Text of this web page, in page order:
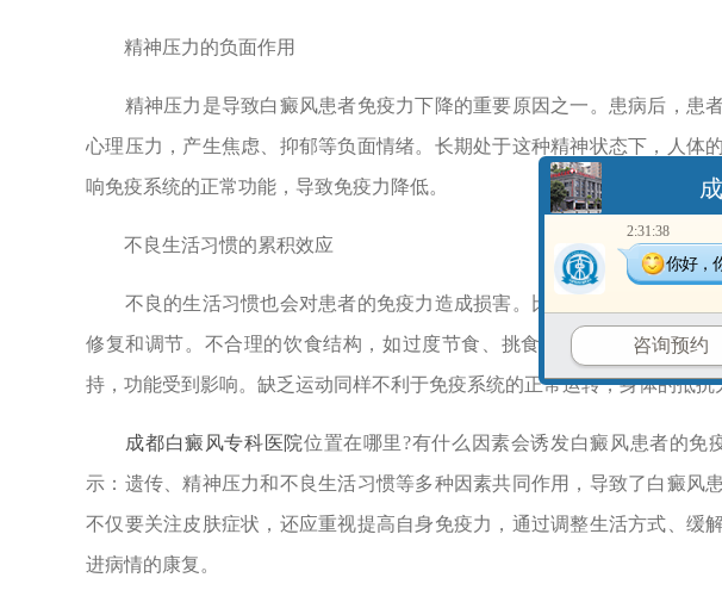
精神压力的负面作用
精神压力是导致白癜风患者免疫力下降的重要原因之一。患病后，患
心理压力，产生焦虑、抑郁等负面情绪。长期处于这种精神状态下，人体
响免疫系统的正常功能，导致免疫力降低。
不良生活习惯的累积效应
不良的生活习惯也会对患者的免疫力造成损害。比如长期熬夜，会打乱
修复和调节。不合理的饮食结构，如过度节食、挑食，会导致营养摄入
持，功能受到影响。缺乏运动同样不利于免疫系统的正常运转，身体的抵抗
成都白癜风专科医院位置在哪里?有什么因素会诱发白癜风患者的免
示：遗传、精神压力和不良生活习惯等多种因素共同作用，导致了白癜风
不仅要关注皮肤症状，还应重视提高自身免疫力，通过调整生活方式、缓
进病情的康复。
2:31:38
你好，
咨询预约